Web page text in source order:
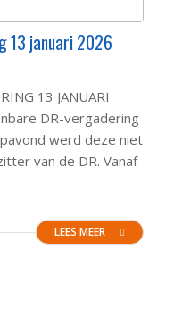
13 januari 2026
13 JANUARI
DR-vergadering
werd deze niet
van de DR. Vanaf
LEES MEER